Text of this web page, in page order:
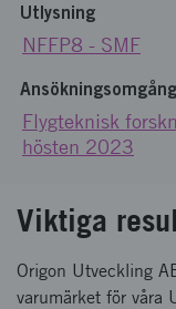
Utlysning
NFFP8 - SMF
Ansökningsomgång
Flygteknisk
hösten 2023
Viktiga
Origon Utveckling
varumärket för våra